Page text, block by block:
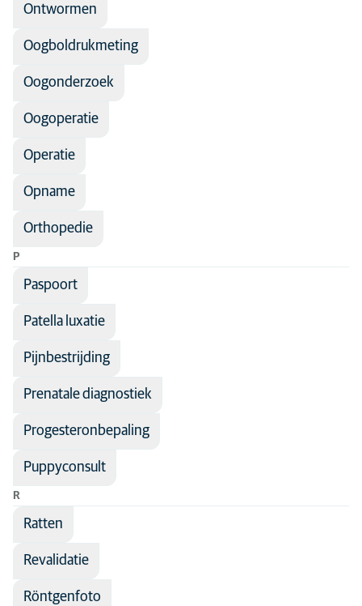
Ontwormen
Oogboldrukmeting
Oogonderzoek
Oogoperatie
Operatie
Opname
Orthopedie
P
Paspoort
Patella luxatie
Pijnbestrijding
Prenatale diagnostiek
Progesteronbepaling
Puppyconsult
R
Ratten
Revalidatie
Röntgenfoto